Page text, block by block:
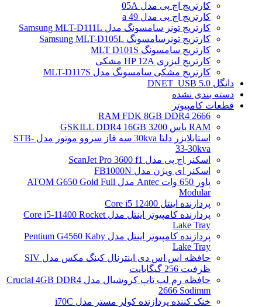
کارتریج اچ پی مدل 05A
کارتریج اچ پی مدل 49 a
کارتریج تونر سامسونگ مدل Samsung MLT-D111L
کارتریج تونرسامسونگ Samsung MLT-D105L
کارتریج سامسونگ MLT D101S
کارتریج لیزری HP 12A مشکی
کارتریج مشکی سامسونگ مدل MLT-D117S
دانگل DNET_USB 5.0
دسته بندی نشده
قطعات کامپیوتر
RAM FDK 8GB DDR4 2666
RAM باس 3200 GSKILL DDR4 16GB
استابلایزر دلتا 30kva سه فاز سروو موتور مدل STB-
33-30kva
اسکنر اچ پی مدل ScanJet Pro 3600 f1
اسکنر ای ویژن مدل FB1000N
پاور 650 وات Antec مدل ATOM G650 Gold Full
Modular
پردازنده اینتل Core i5 12400
پردازنده کامپیوتر اینتل مدل Core i5-11400 Rocket
Lake Tray
پردازنده کامپیوتر اینتل مدل Pentium G4560 Kaby
Lake Tray
حافظه اس اس دی اینترنال کینگ مکس مدل SIV
ظرفیت 256 گیگابایت
حافظه رم لپ تاپ کروشیال مدل Crucial 4GB DDR4
2666 Sodimm
خنک کننده پردازنده کولر مستر مدل i70C